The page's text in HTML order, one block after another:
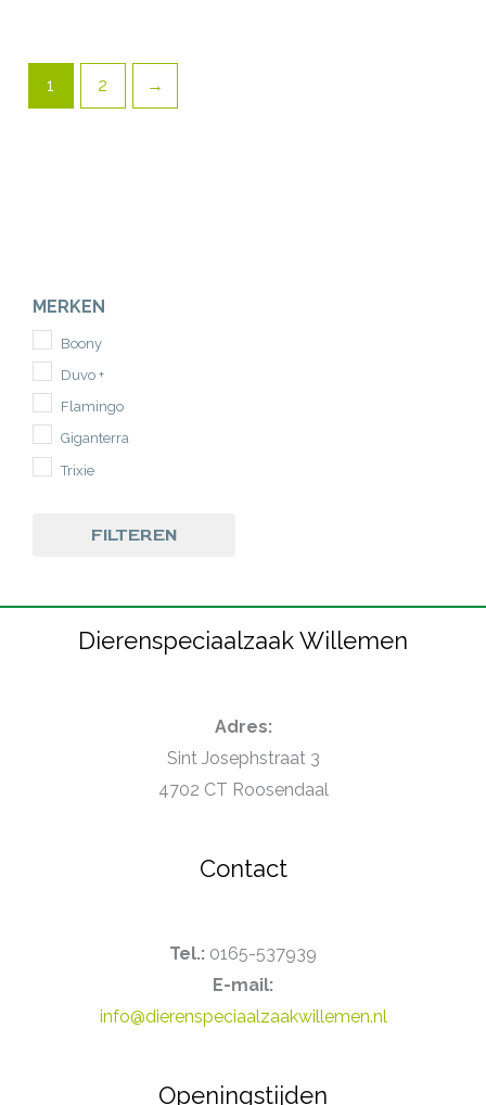
1 2 →
MERKEN
Boony
Duvo +
Flamingo
Giganterra
Trixie
FILTEREN
Dierenspeciaalzaak Willemen
Adres:
Sint Josephstraat 3
4702 CT Roosendaal
Contact
Tel.: 0165-537939
E-mail:
info@dierenspeciaalzaakwillemen.nl
Openingstijden